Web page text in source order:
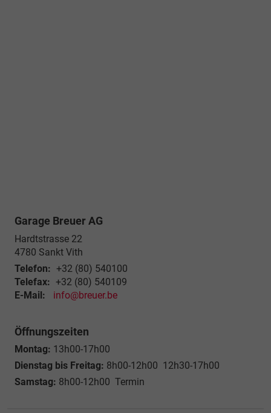
Garage Breuer AG
Hardtstrasse 22
4780 Sankt Vith
Telefon: +32 (80) 540100
Telefax: +32 (80) 540109
E-Mail:
info@breuer.be
Öffnungszeiten
Montag: 13h00-17h00
Dienstag bis Freitag: 8h00-12h00 12h30-17h00
Samstag: 8h00-12h00 Termin